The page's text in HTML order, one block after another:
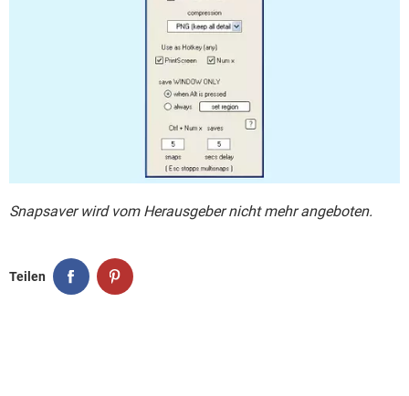
Snapsaver wird vom Herausgeber nicht mehr angeboten.
Teilen